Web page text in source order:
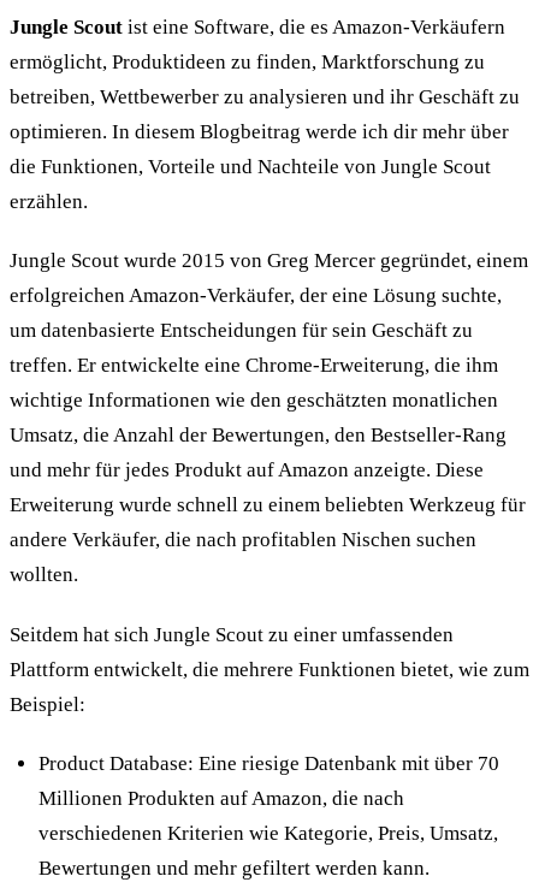
Jungle Scout ist eine Software, die es Amazon-Verkäufern
ermöglicht, Produktideen zu finden, Marktforschung zu
betreiben, Wettbewerber zu analysieren und ihr Geschäft zu
optimieren. In diesem Blogbeitrag werde ich dir mehr über
die Funktionen, Vorteile und Nachteile von Jungle Scout
erzählen.
Jungle Scout wurde 2015 von Greg Mercer gegründet, einem
erfolgreichen Amazon-Verkäufer, der eine Lösung suchte,
um datenbasierte Entscheidungen für sein Geschäft zu
treffen. Er entwickelte eine Chrome-Erweiterung, die ihm
wichtige Informationen wie den geschätzten monatlichen
Umsatz, die Anzahl der Bewertungen, den Bestseller-Rang
und mehr für jedes Produkt auf Amazon anzeigte. Diese
Erweiterung wurde schnell zu einem beliebten Werkzeug für
andere Verkäufer, die nach profitablen Nischen suchen
wollten.
Seitdem hat sich Jungle Scout zu einer umfassenden
Plattform entwickelt, die mehrere Funktionen bietet, wie zum
Beispiel:
Product Database: Eine riesige Datenbank mit über 70
Millionen Produkten auf Amazon, die nach
verschiedenen Kriterien wie Kategorie, Preis, Umsatz,
Bewertungen und mehr gefiltert werden kann.